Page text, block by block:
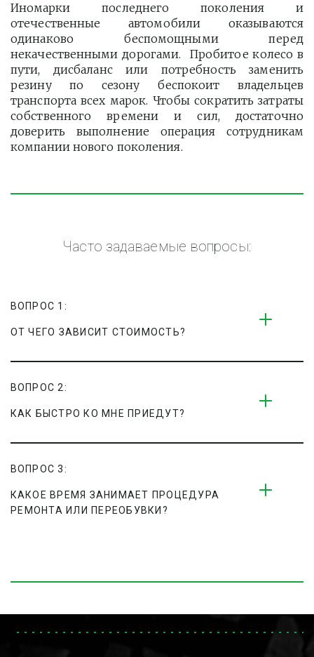
Иномарки последнего поколения и
отечественные автомобили оказываются
одинаково беспомощными перед
некачественными дорогами. Пробитое колесо в
пути, дисбаланс или потребность заменить
резину по сезону беспокоит владельцев
транспорта всех марок. Чтобы сократить затраты
собственного времени и сил, достаточно
доверить выполнение операция сотрудникам
компании нового поколения.
Часто задаваемые вопросы:
ВОПРОС 1:
ОТ ЧЕГО ЗАВИСИТ СТОИМОСТЬ?
ВОПРОС 2:
КАК БЫСТРО КО МНЕ ПРИЕДУТ?
ВОПРОС 3:
КАКОЕ ВРЕМЯ ЗАНИМАЕТ ПРОЦЕДУРА
РЕМОНТА ИЛИ ПЕРЕОБУВКИ?